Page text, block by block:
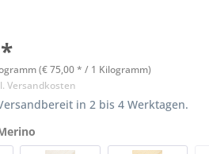
(€ 75,00 * / 1 Kilogramm)
Versandkosten
in 2 bis 4 Werktagen.